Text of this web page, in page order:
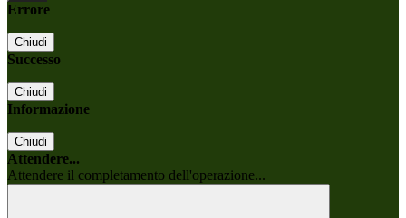
Errore
Chiudi
Successo
Chiudi
Informazione
Chiudi
Attendere...
Attendere il completamento dell'operazione...